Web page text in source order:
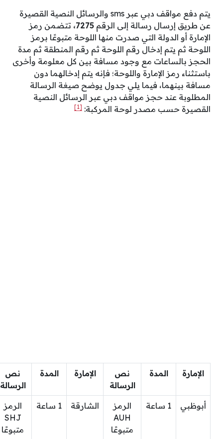
يتم دفع مواقف دبي عبر sms والرسائل النصية القصيرة
عن طريق إرسال رسالة إلى الرقم 7275، تتضمن رمز
الإمارة أو الدولة التي صدرت منها اللوحة متبوعًا برمز
اللوحة ثم يتم إدخال رقم اللوحة ثم رقم المنطقة ثم مدة
الحجز بالساعات مع وجود مسافة بين كل معلومة وأخرى
باستثناء رمز الإمارة واللوحة؛ فإنه يتم إدخالهما دون
مسافة بينهما، فيما يلي جدول يوضح صيغة الرسالة
المطلوبة عند حجز مواقف دبي عبر الرسائل النصية
القصيرة حسب مصدر لوحة المركبة: [1]
الإمارة المدة
نص
الرسالة
الإمارة المدة
نص
الرسالة
أبوظبي 1 ساعة
الرمز
AUH
متبوعًا
الشارقة 1 ساعة
الرمز
SHJ
متبوعًا